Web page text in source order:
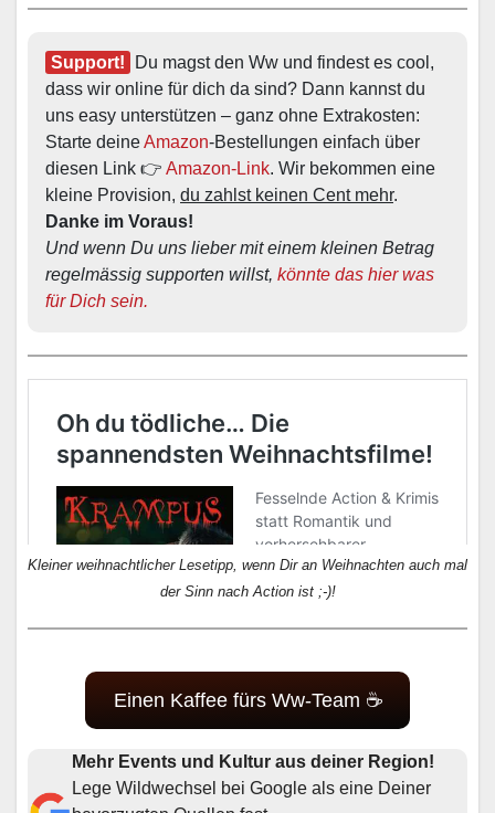
Support!
Du magst den Ww und findest es cool,
dass wir online für dich da sind? Dann kannst du
uns easy unterstützen – ganz ohne Extrakosten:
Starte deine Amazon-Bestellungen einfach über
diesen Link 👉 Amazon-Link. Wir bekommen eine
kleine Provision, du zahlst keinen Cent mehr
Danke im Voraus!
Und wenn Du uns lieber mit einem kleinen Betrag
regelmässig supporten willst, könnte das hier was
für Dich sein.
Kleiner weihnachtlicher Lesetipp, wenn Dir an Weihnachten auch mal
der Sinn nach Action ist ;-)!
Einen Kaffee fürs Ww-Team ☕
Mehr Events und Kultur aus deiner Region!
Lege Wildwechsel bei Google als eine Deiner